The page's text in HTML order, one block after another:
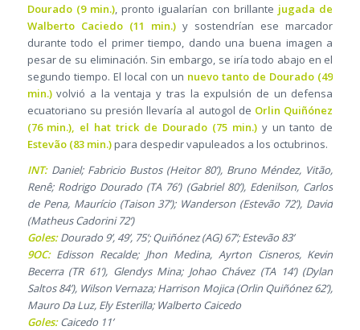
Dourado (9 min.), pronto igualarían con brillante jugada de
Walberto Caciedo (11 min.)y sostendrían ese marcador
durante todo el primer tiempo, dando una buena imagen a
pesar de su eliminación. Sin embargo, se iría todo abajo en el
segundo tiempo. El local con un nuevo tanto de Dourado (49
min.)volvió a la ventaja y tras la expulsión de un defensa
ecuatoriano su presión llevaría al autogol de Orlin Quiñónez
(76 min.), el hat trick de Dourado (75 min.)y un tanto de
Estevão (83 min.)para despedir vapuleados a los octubrinos.
INT:Daniel; Fabricio Bustos (Heitor 80’), Bruno Méndez, Vitão,
Renê; Rodrigo Dourado (TA 76’) (Gabriel 80’), Edenilson, Carlos
de Pena, Maurício (Taison 37’); Wanderson (Estevão 72’), David
(Matheus Cadorini 72’)
Goles:Dourado 9’, 49’, 75’; Quiñónez (AG) 67’; Estevão 83’
9OC:Edisson Recalde; Jhon Medina, Ayrton Cisneros, Kevin
Becerra (TR 61’), Glendys Mina; Johao Chávez (TA 14’) (Dylan
Saltos 84’), Wilson Vernaza; Harrison Mojica (Orlin Quiñónez 62’),
Mauro Da Luz, Ely Esterilla; Walberto Caicedo
Goles:Caicedo 11’